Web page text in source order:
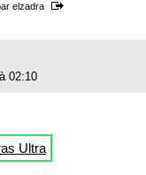
elzadra
02:10
Ultra